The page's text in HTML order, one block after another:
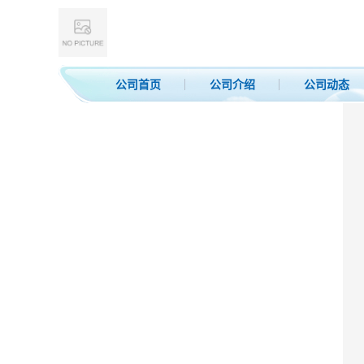
公司首页 公司介绍 公司动态